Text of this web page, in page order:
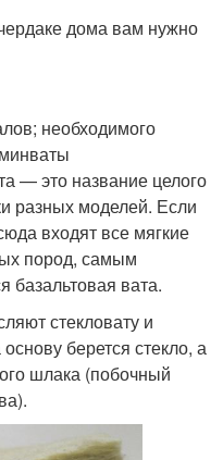
дома вам нужно
необходимого
— это название целого
разных моделей. Если
входят все мягкие
пород, самым
базальтовая вата.
стекловату и
берется стекло, а
шлака (побочный